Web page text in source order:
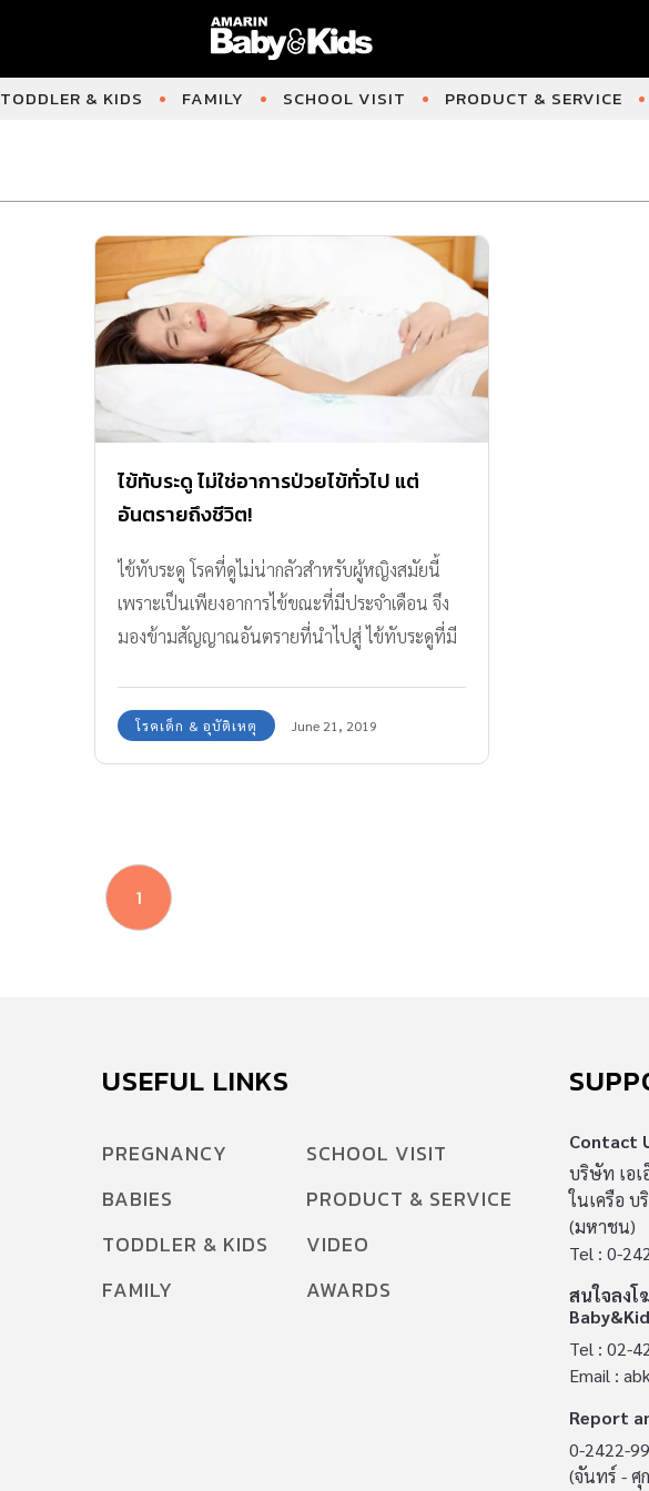
TODDLER & KIDS FAMILY SCHOOL VISIT PRODUCT & SERVICE
ไข้ทับระดู ไม่ใช่อาการป่วยไข้ทั่วไป แต่
อันตรายถึงชีวิต!
ไข้ทับระดู โรคที่ดูไม่น่ากลัวสำหรับผู้หญิงสมัยนี้
เพราะเป็นเพียงอาการไข้ขณะที่มีประจำเดือน จึง
มองข้ามสัญญาณอันตรายที่นำไปสู่ ไข้ทับระดูที่มี
โรคเด็ก & อุบัติเหตุ June 21, 2019
1
USEFUL LINKS
PREGNANCY
BABIES
TODDLER & KIDS
FAMILY
SCHOOL VISIT
PRODUCT & SERVICE
VIDEO
AWARDS
Contact
บริษัท เอเ
ในเครือ บ
(มหาชน)
Tel : 0-
สนใจลง
Tel : 02-
Email :
Report
0-2422-
(จันทร์ - ศุ